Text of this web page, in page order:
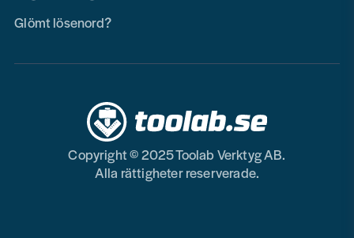
Glömt lösenord?
Copyright © 2025 Toolab Verktyg AB.
Alla rättigheter reserverade.